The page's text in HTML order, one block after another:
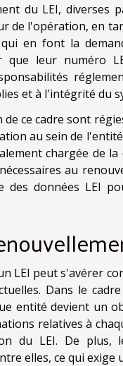
du LEI,
de l'opération, en
en font la
que leur numéro
et à l'intégrité du
ce cadre sont
au sein de
chargée de
au
des données LEI
LEI peut s'avérer
Dans le
entité devient un
relatives à
du LEI. De
elles, ce qui